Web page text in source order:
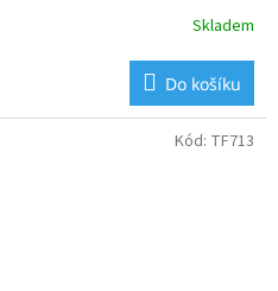
Skladem
Do košíku
Kód: TF713